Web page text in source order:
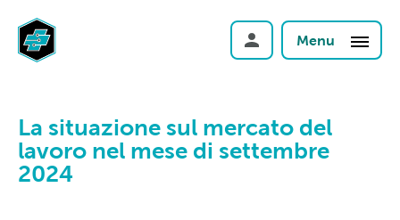
Menu
La situazione sul mercato del
lavoro nel mese di settembre
2024